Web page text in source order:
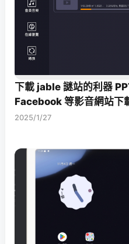
下載 jable 謎站的利器
Facebook 等影音網站下
2025/1/27